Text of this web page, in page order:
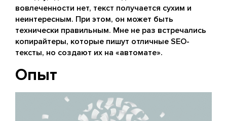
вовлеченности нет, текст получается сухим и
неинтересным. При этом, он может быть
технически правильным. Мне не раз встречались
копирайтеры, которые пишут отличные SEO-
тексты, но создают их на «автомате».
Опыт